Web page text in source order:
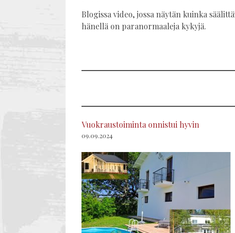
Blogissa video, jossa näytän kuinka
hänellä on paranormaaleja kykyjä.
Vuokraustoiminta onnistui hyvin
09.09.2024